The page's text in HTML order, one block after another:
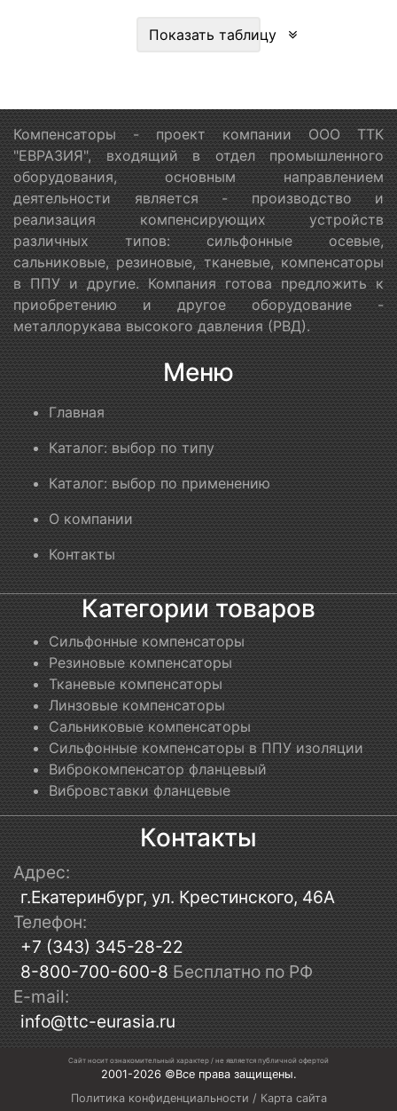
Показать таблицу
Компенсаторы - проект компании ООО ТТК
"ЕВРАЗИЯ", входящий в отдел промышленного
оборудования, основным направлением
деятельности является - производство и
реализация компенсирующих устройств
различных типов: сильфонные осевые,
сальниковые, резиновые, тканевые, компенсаторы
в ППУ и другие. Компания готова предложить к
приобретению и другое оборудование -
металлорукава высокого давления (РВД).
Меню
Главная
Каталог: выбор по типу
Каталог: выбор по применению
О компании
Контакты
Категории товаров
Сильфонные компенсаторы
Резиновые компенсаторы
Тканевые компенсаторы
Линзовые компенсаторы
Сальниковые компенсаторы
Сильфонные компенсаторы в ППУ изоляции
Виброкомпенсатор фланцевый
Вибровставки фланцевые
Контакты
Адрес:
г.Екатеринбург, ул. Крестинского, 46А
Телефон:
+7 (343) 345-28-22
8-800-700-600-8 Бесплатно по РФ
E-mail:
info@ttc-eurasia.ru
Сайт носит ознакомительный характер / не является публичной офертой
2001-2026 ©Все права защищены.
Политика конфиденциальности / Карта сайта